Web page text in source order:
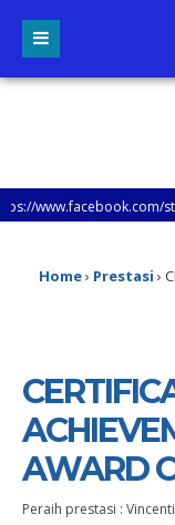
KUNJUNGI SETIAP LAMAN
Home› Prestasi ›
AWARD
Peraih prestasi :